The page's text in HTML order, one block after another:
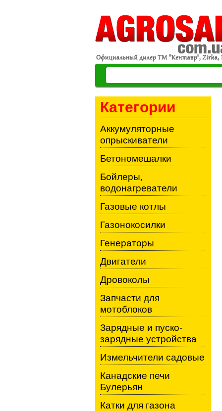
Категории
Аккумуляторные
опрыскиватели
Бетономешалки
Бойлеры,
водонагреватели
Газовые котлы
Газонокосилки
Генераторы
Двигатели
Дровоколы
Запчасти для
мотоблоков
Зарядные и пуско-
зарядные устройства
Измельчители садовые
Канадские печи
Булерьян
Катки для газона